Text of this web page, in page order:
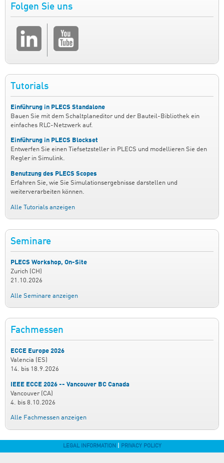
Folgen Sie uns
Tutorials
Einführung in PLECS Standalone
Bauen Sie mit dem Schaltplaneditor und der Bauteil-Bibliothek ein
einfaches RLC-Netzwerk auf.
Einführung in PLECS Blockset
Entwerfen Sie einen Tiefsetzsteller in PLECS und modellieren Sie den
Regler in Simulink.
Benutzung des PLECS Scopes
Erfahren Sie, wie Sie Simulationsergebnisse darstellen und
weiterverarbeiten können.
Alle Tutorials anzeigen
Seminare
PLECS Workshop, On-Site
Zurich (CH)
21.10.2026
Alle Seminare anzeigen
Fachmessen
ECCE Europe 2026
Valencia (ES)
14. bis 18.9.2026
IEEE ECCE 2026 -- Vancouver BC Canada
Vancouver (CA)
4. bis 8.10.2026
Alle Fachmessen anzeigen
LEGAL INFORMATION PRIVACY POLICY